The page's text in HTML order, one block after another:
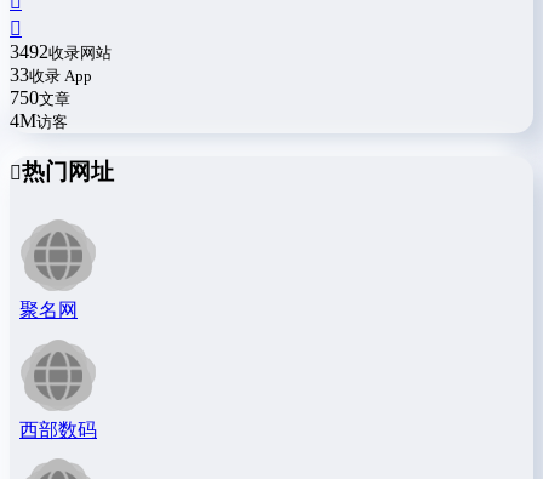
3492收录网站
33收录 App
750文章
4M访客
热门网址
聚名网
西部数码